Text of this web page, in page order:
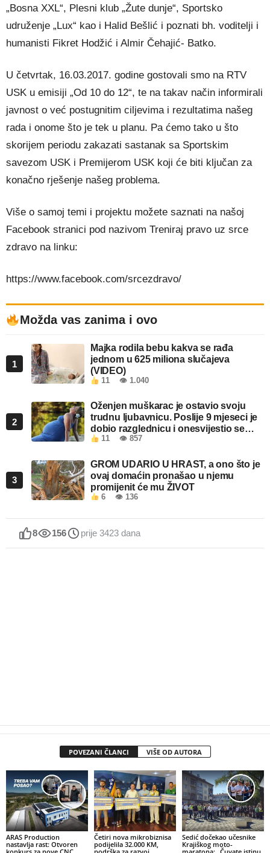
„Bosna XXL“, Plesni klub „Žute dunje“, Sportsko
udruženje „Lux“ kao i Halid Bešlić i poznati bh. voditelji i
humanisti Fikret Hodžić i Almir Čehajić- Batko.
U četvrtak, 16.03.2017. godine gostovali smo na RTV
USK u emisiji „Od 10 do 12“, te na takav način informirali
javnost o već postugnitim ciljevima i rezultatima našeg
rada i onome što je tek u planu. Pa ćemo tako u što
skorijem periodu zakazati sastanak sa Sportskim
savezom USK i Premijerom USK koji će biti ključan za
konačno rješenje našeg problema.
Više o samoj temi i projektu možete saznati na našoj
Facebook stranici pod nazivom Treniraj pravo uz srce
zdravo na linku:
https://www.facebook.com/srcezdravo/
Možda vas zanima i ovo
1
Majka rodila bebu kakva se rađa
jednom u 625 miliona slučajeva
(VIDEO)
11 👁 1.040
2
Oženjen muškarac je ostavio svoju
trudnu ljubavnicu. Poslije 9 mjeseci je
dobio razglednicu i onesvijestio se
kada je pročitao šta piše!
11 👁 857
3
GROM UDARIO U HRAST, a ono što je
ovaj domaćin pronašao u njemu
promijenit će mu ŽIVOT
6 👁 136
8 156 prije 3423 dana
POVEZANI ČLANCI VIŠE OD AUTORA
ARAS Production
nastavlja rast: Otvoren
Četiri nova mikrobiznisa
podijelila 32.000 KM,
Sedić dočekao učesnike
Krajiškog moto-